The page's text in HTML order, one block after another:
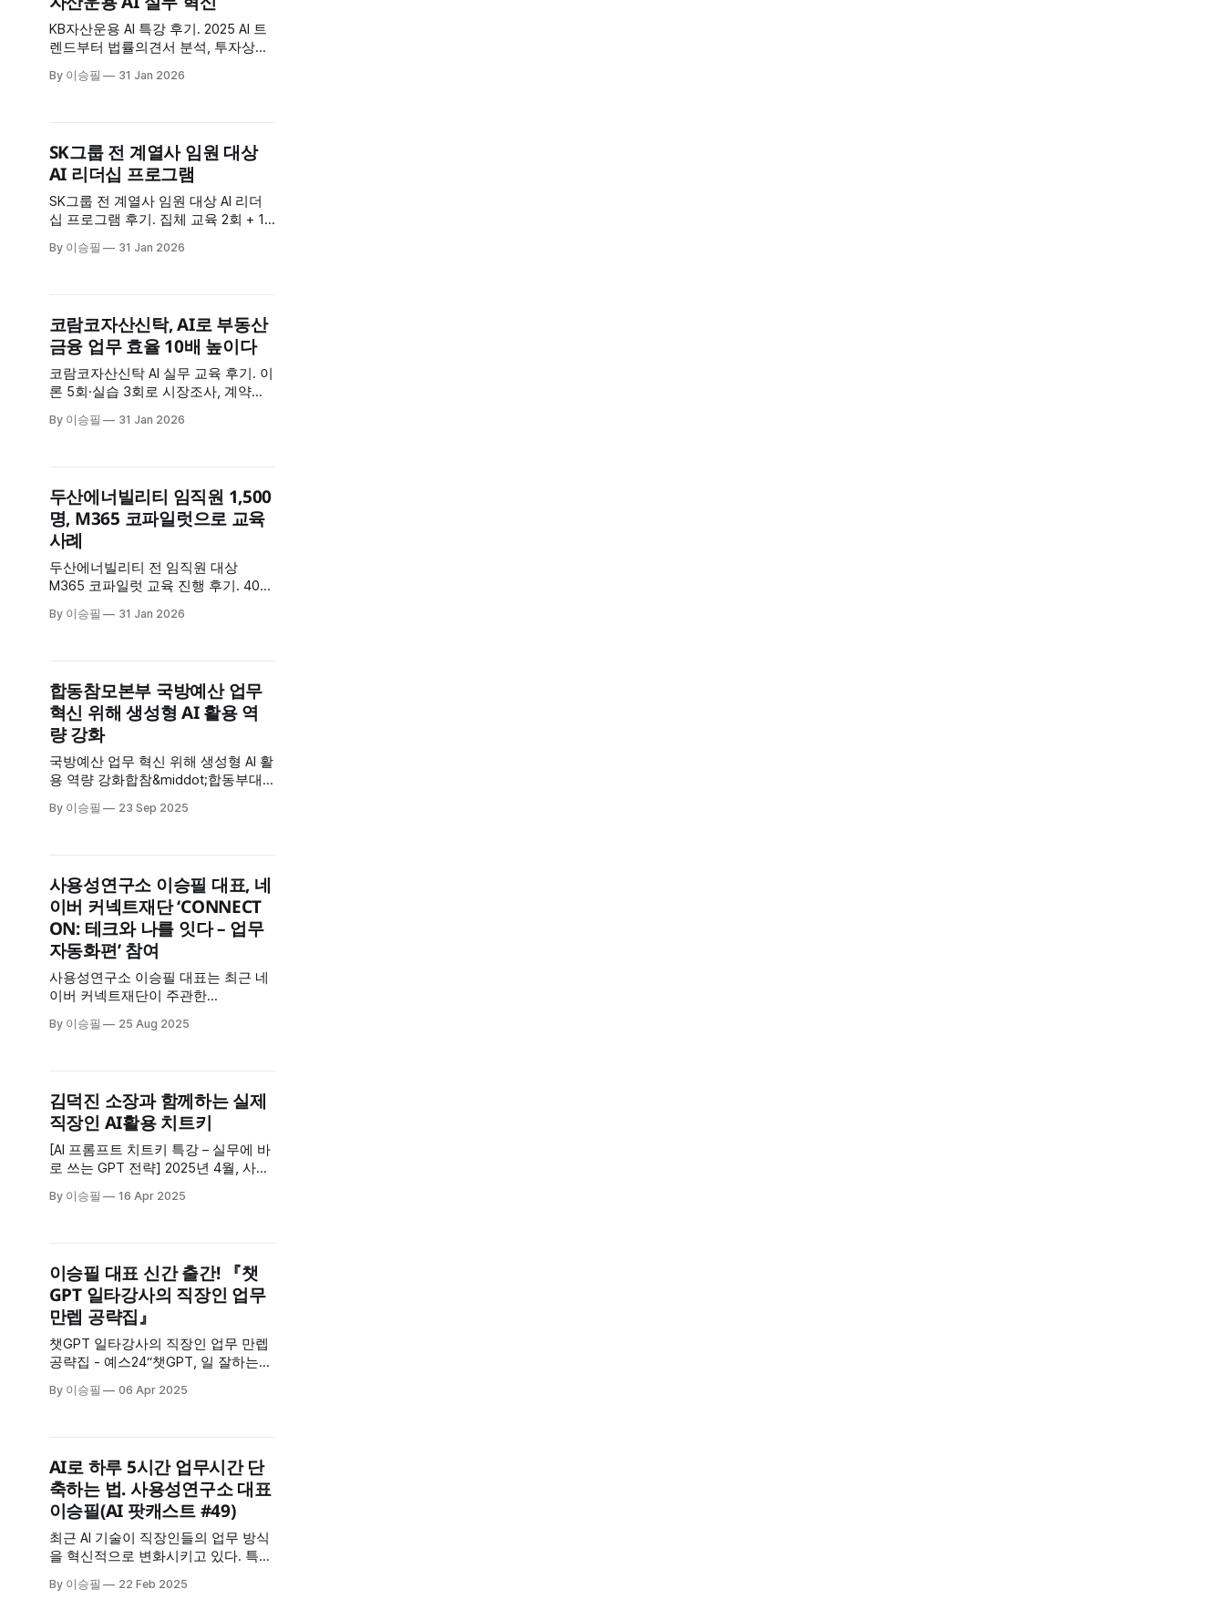
화 AI 실습 8가지 * 특징: 이론보다 실
제
KB자산운용 AI 특강 후기. 2025 AI 트
렌드부터 법률의견서 분석, 투자상품
실무 데모 시연. 자산운용 AI 활용 사
By 이승필 31 Jan 2026
SK그룹 전 계열사 임원 대상
AI 리더십 프로그램
SK그룹 전 계열사 임원 대상 AI 리더
십 프로그램 후기. 집체 교육 2회 + 1:1
역량 강화. 임원 교육 성공 사례
By 이승필 31 Jan 2026
코람코자산신탁, AI로 부동산
금융 업무 효율 10배 높이다
코람코자산신탁 AI 실무 교육 후기. 이
론 5회·실습 3회로 시장조사, 계약서
산 금융 특화 AI 활용 사례 공개
By 이승필 31 Jan 2026
두산에너빌리티 임직원 1,500
명, M365 코파일럿으로 교육
사례
두산에너빌리티 전 임직원 대상
M365 코파일럿 교육 진행 후기. 40회
프트 엔지니어링부터 실무 적용까지
By 이승필 31 Jan 2026
합동참모본부 국방예산 업무
혁신 위해 생성형 AI 활용 역
량 강화
국방예산 업무 혁신 위해 생성형 AI 활
용 역량 강화합참&middot;합동부대
GPT&middot;퍼플렉시티 등 프로그
활용 교육에 참가해 기념사진을 찍고
있다. 합참 제공 합동참모본부(합참)
는
By 이승필 23 Sep 2025
사용성연구소 이승필 대표, 네
이버 커넥트재단 ‘CONNECT
ON: 테크와 나를 잇다 – 업무
자동화편’ 참여
사용성연구소 이승필 대표는 최근 네
이버 커넥트재단이 주관한
무자동화편’ 프로그램에 참여했습니
와 효율화 역량을 배우고 적용할 수
있는 기회를 제공했습니다. 대표는 이
번 참여를 통해 “일은 더 똑똑하게, 생
각은 더 인간답게”라는
By 이승필 25 Aug 2025
김덕진 소장과 함께하는 실제
직장인 AI활용 치트키
[AI 프롬프트 치트키 특강 – 실무에 바
로 쓰는 GPT 전략] 2025년 4월, 사용
브 방송에서 직장인을 위한 ChatGPT
하는 결과를 단계적으로 이끌어내는
방식입니다. 이메일 회신, 파일 정리,
영수증 자동 분류, 이력서 맞춤 작성
By 이승필 16 Apr 2025
이승필 대표 신간 출간! 『챗
GPT 일타강사의 직장인 업무
만렙 공략집』
챗GPT 일타강사의 직장인 업무 만렙
공략집 - 예스24“챗GPT, 일 잘하는
도적 1위! 일타강사가 알려주는챗GPT
퉈 섭외하고 직장인 2만 명이 극찬한
’챗GPT 일…한빛미디어이승필 저 안
녕하세요, 사용성연구소입니다. 오늘
By 이승필 06 Apr 2025
AI로 하루 5시간 업무시간 단
축하는 법. 사용성연구소 대표
이승필(AI 팟캐스트 #49)
최근 AI 기술이 직장인들의 업무 방식
을 혁신적으로 변화시키고 있다. 특히
성을 높이는 데 중요한 역할을 하고
By 이승필 22 Feb 2025